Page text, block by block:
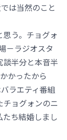
は当然のこと
思う。チョグォ
－ラジオスタ
談半分と本音半
かったから
ラエティ番組
ョグォンのニ
ち結婚しまし